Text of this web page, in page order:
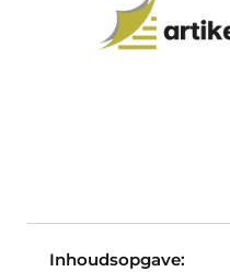
Inhoudsopgave: